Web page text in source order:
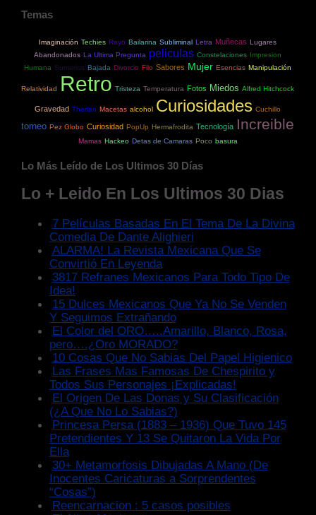
Temas
Imaginación Techies Rayo Bailarina Subliminal Letra Muñecas Lugares
Abandonados La Ultima Pregunta peliculas Constelaciones Impresion
Humana Sumerios Bajada Divorcio Filo Sabores Mujer Esencias Manipulación
Relatividad Retro Tristeza Temperatura Fotos Miedos Alfred Hitchcock
Gravedad Therian Macetas alcohol Curiosidades Cuchillo
torneo Pez Globo Curiosidad PopUp Hermafrodita Tecnología Increible
Mamas Hackeo Detas de Camaras Poco basura
Lo Más Leído de Los Ultimos 30 Días
Lo + Leido En Los Ultimos 30 Dias
7 Películas Basadas En El Tema De La Divina
Comedia De Dante Alighieri
ALARMA! La Revista Mexicana Que Se
Convirtió En Leyenda
3817 Refranes Mexicanos Para Todo Tipo De
Idea!
15 Dulces Mexicanos Que Ya No Se Venden
Y Seguimos Extrañando
El Color del ORO…..Amarillo, Blanco, Rosa,
pero….¿Oro MORADO?
10 Cosas Que No Sabias Del Papel Higienico
Las Frases Mas Famosas De Chespirito y
Todos Sus Personajes ¡Explicadas!
El Origen De Las Donas y Su Clasificación
(¿A Que No Lo Sabias?)
Princesa Persa (1883 – 1936) Que Tuvo 145
Pretendientes Y 13 Se Quitaron La Vida Por
Ella
30+ Metamorfosis Dibujadas A Mano (De
Inocentes Caricaturas a Sorprendentes
“Cosas”)
Reencarnacion : 5 casos posibles